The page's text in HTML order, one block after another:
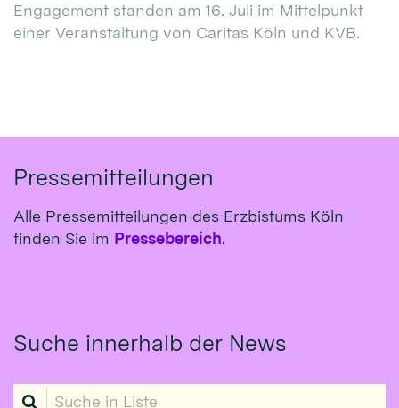
Engagement standen am 16. Juli im Mittelpunkt
einer Veranstaltung von Caritas Köln und KVB.
Pressemitteilungen
Alle Pressemitteilungen des Erzbistums Köln
finden Sie im Pressebereich.
Suche innerhalb der News
Suche in Liste